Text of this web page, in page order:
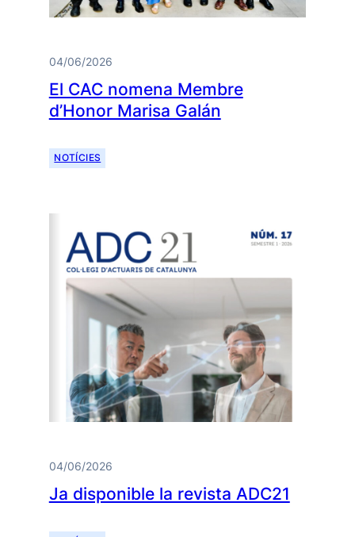
04/06/2026
El CAC nomena Membre
d’Honor Marisa Galán
NOTÍCIES
04/06/2026
Ja disponible la revista ADC21